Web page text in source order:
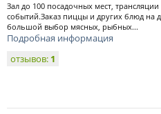
Зал до 100 посадочных мест,
событий.Заказ пиццы и других блюд на
большой выбор мясных, рыбных...
Подробная информация
отзывов: 1